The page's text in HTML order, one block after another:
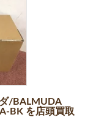
/BALMUDA
BK を店頭買取